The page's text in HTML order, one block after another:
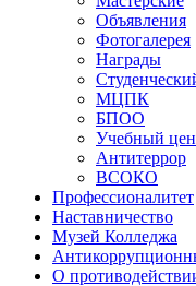
Объявления
Фотогалерея
Награды
МЦПК
БПОО
Учебный
Антитеррор
ВСОКО
Профессионалитет
Наставничество
Музей Колледжа
О